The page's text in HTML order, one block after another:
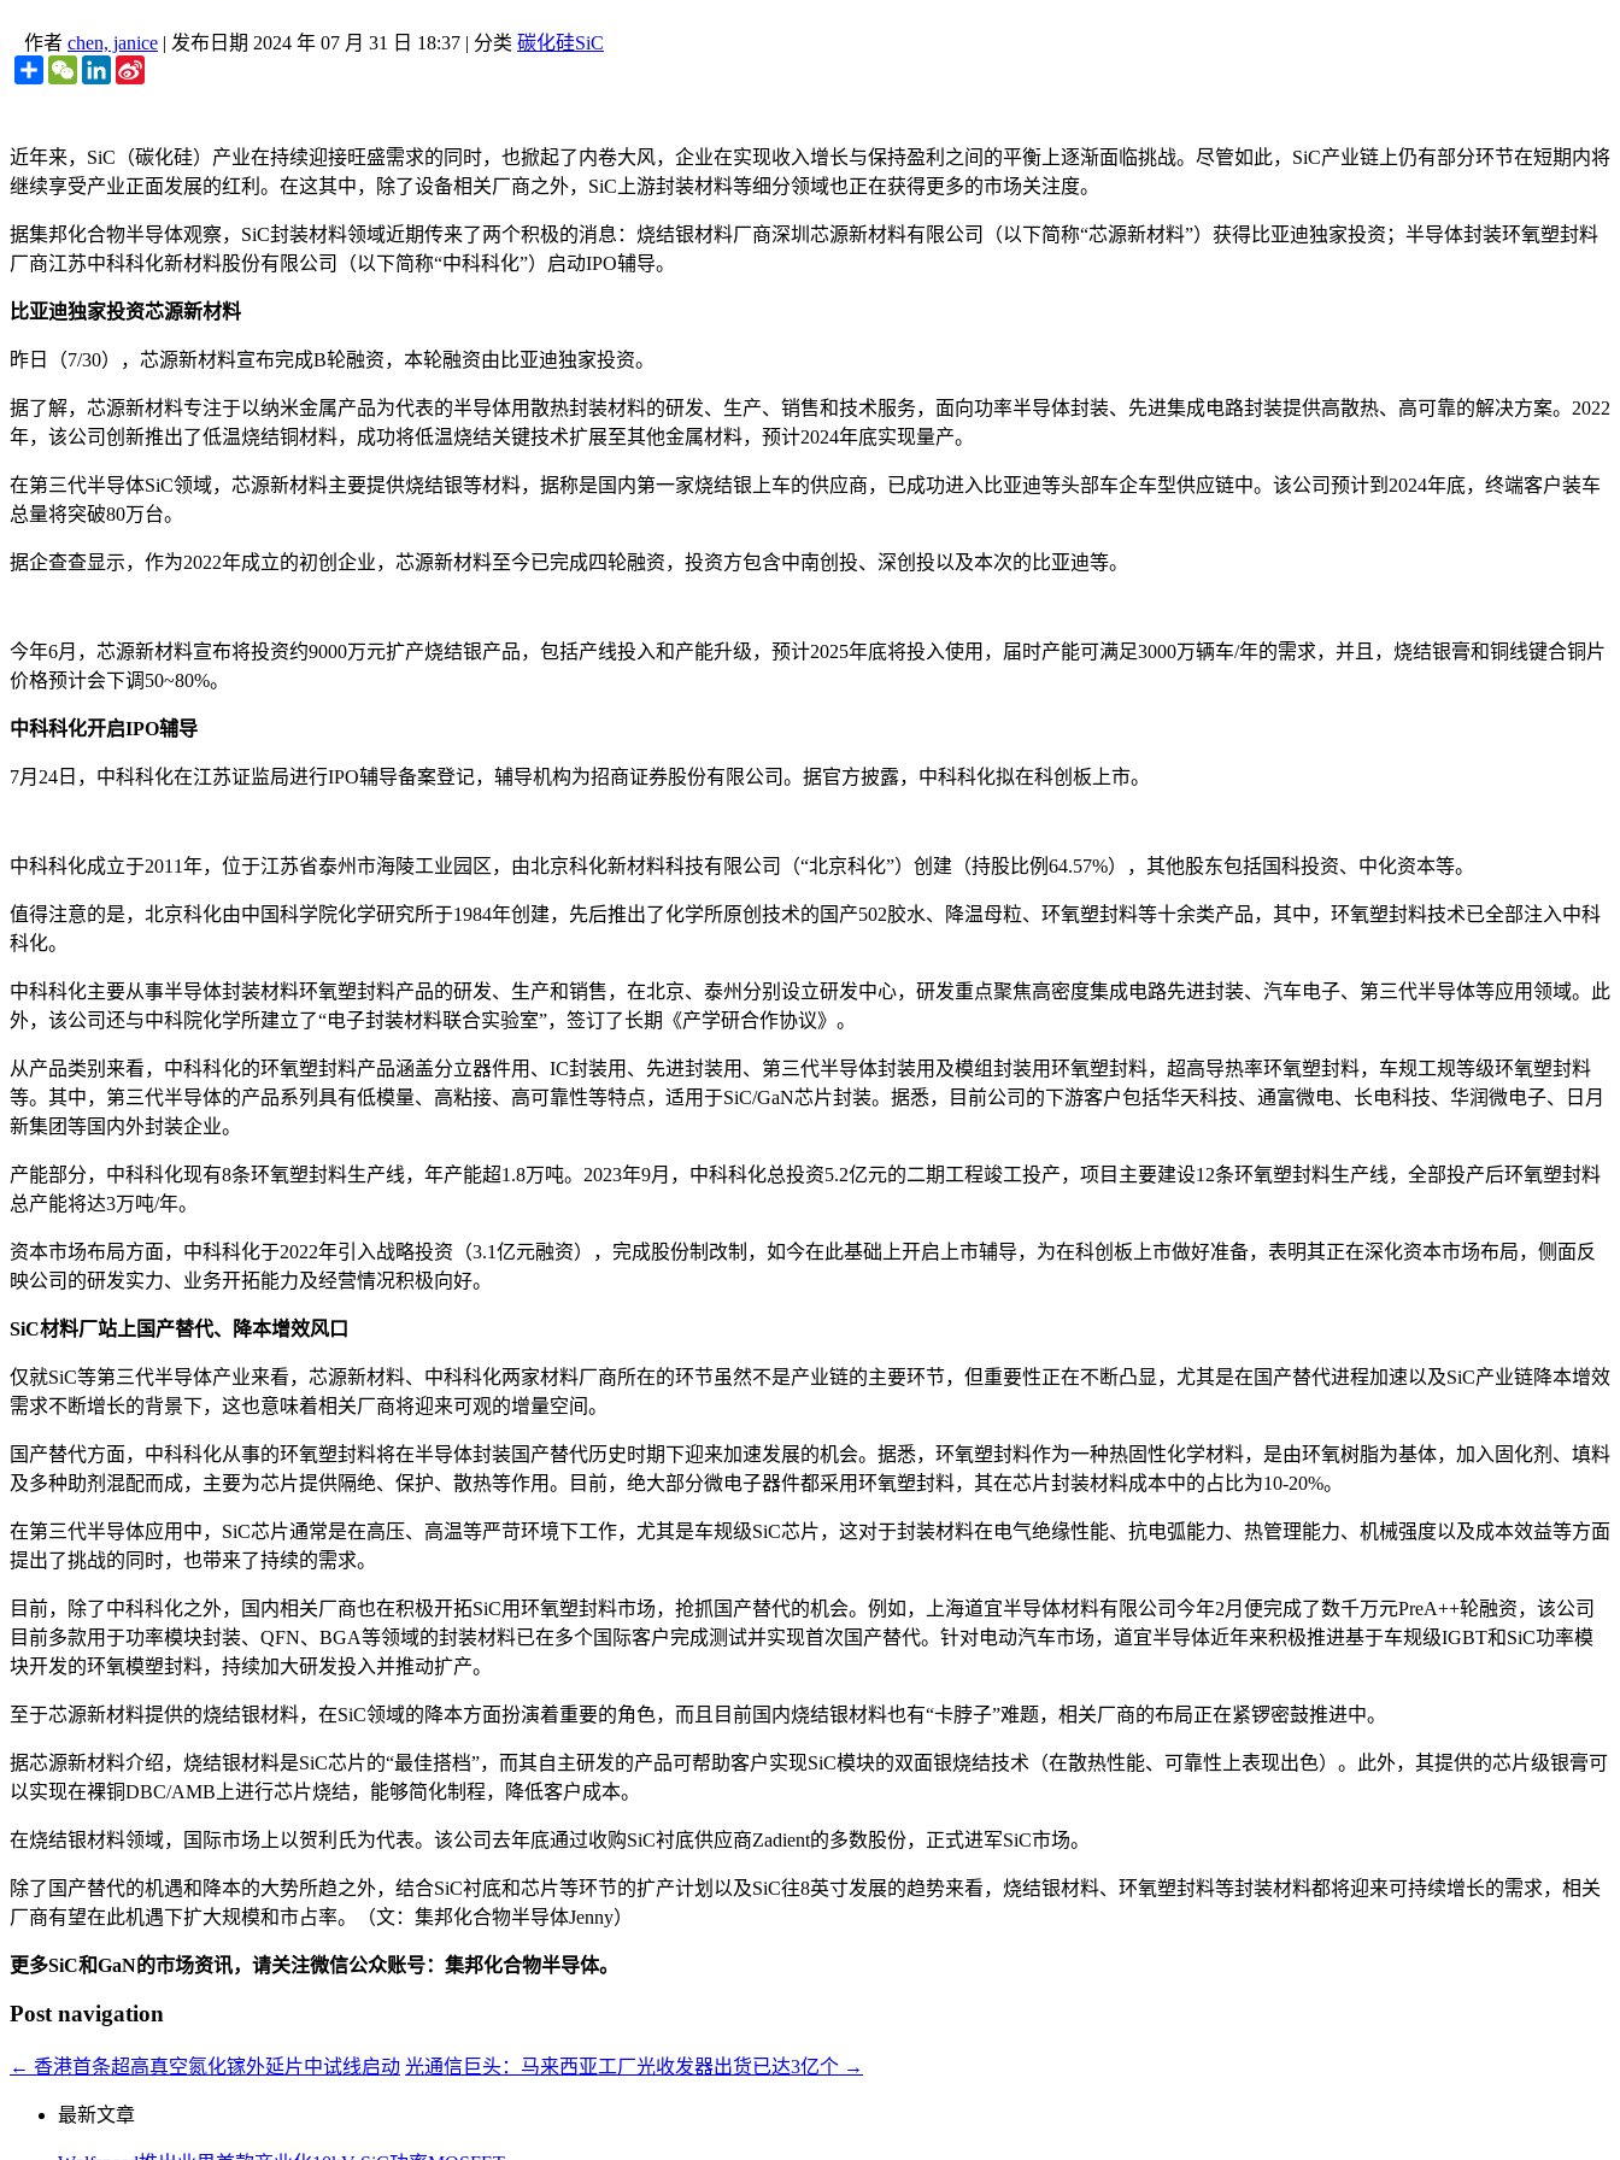
作者 chen, janice | 发布日期 2024 年 07 月 31 日 18:37 | 分类 碳化硅SiC
ShareWeChatLinkedIn
近年来，SiC（碳化硅）产业在持续迎接旺盛需求的同时，也掀起了内卷大风，企业在实现收入增长与保持盈利之间的平衡上逐渐面临挑战。尽管如此，SiC产业链上仍有部分环节在短期内将
继续享受产业正面发展的红利。在这其中，除了设备相关厂商之外，SiC上游封装材料等细分领域也正在获得更多的市场关注度。
据集邦化合物半导体观察，SiC封装材料领域近期传来了两个积极的消息：烧结银材料厂商深圳芯源新材料有限公司（以下简称“芯源新材料”）获得比亚迪独家投资；半导体封装环氧塑封料
厂商江苏中科科化新材料股份有限公司（以下简称“中科科化”）启动IPO辅导。
比亚迪独家投资芯源新材料
昨日（7/30），芯源新材料宣布完成B轮融资，本轮融资由比亚迪独家投资。
据了解，芯源新材料专注于以纳米金属产品为代表的半导体用散热封装材料的研发、生产、销售和技术服务，面向功率半导体封装、先进集成电路封装提供高散热、高可靠的解决方案。2022
年，该公司创新推出了低温烧结铜材料，成功将低温烧结关键技术扩展至其他金属材料，预计2024年底实现量产。
在第三代半导体SiC领域，芯源新材料主要提供烧结银等材料，据称是国内第一家烧结银上车的供应商，已成功进入比亚迪等头部车企车型供应链中。该公司预计到2024年底，终端客户装车
总量将突破80万台。
据企查查显示，作为2022年成立的初创企业，芯源新材料至今已完成四轮融资，投资方包含中南创投、深创投以及本次的比亚迪等。
今年6月，芯源新材料宣布将投资约9000万元扩产烧结银产品，包括产线投入和产能升级，预计2025年底将投入使用，届时产能可满足3000万辆车/年的需求，并且，烧结银膏和铜线键合铜片
价格预计会下调50~80%。
中科科化开启IPO辅导
7月24日，中科科化在江苏证监局进行IPO辅导备案登记，辅导机构为招商证券股份有限公司。据官方披露，中科科化拟在科创板上市。
中科科化成立于2011年，位于江苏省泰州市海陵工业园区，由北京科化新材料科技有限公司（“北京科化”）创建（持股比例64.57%），其他股东包括国科投资、中化资本等。
值得注意的是，北京科化由中国科学院化学研究所于1984年创建，先后推出了化学所原创技术的国产502胶水、降温母粒、环氧塑封料等十余类产品，其中，环氧塑封料技术已全部注入中科
科化。
中科科化主要从事半导体封装材料环氧塑封料产品的研发、生产和销售，在北京、泰州分别设立研发中心，研发重点聚焦高密度集成电路先进封装、汽车电子、第三代半导体等应用领域。此
外，该公司还与中科院化学所建立了“电子封装材料联合实验室”，签订了长期《产学研合作协议》。
从产品类别来看，中科科化的环氧塑封料产品涵盖分立器件用、IC封装用、先进封装用、第三代半导体封装用及模组封装用环氧塑封料，超高导热率环氧塑封料，车规工规等级环氧塑封料
等。其中，第三代半导体的产品系列具有低模量、高粘接、高可靠性等特点，适用于SiC/GaN芯片封装。据悉，目前公司的下游客户包括华天科技、通富微电、长电科技、华润微电子、日月
新集团等国内外封装企业。
产能部分，中科科化现有8条环氧塑封料生产线，年产能超1.8万吨。2023年9月，中科科化总投资5.2亿元的二期工程竣工投产，项目主要建设12条环氧塑封料生产线，全部投产后环氧塑封料
总产能将达3万吨/年。
资本市场布局方面，中科科化于2022年引入战略投资（3.1亿元融资），完成股份制改制，如今在此基础上开启上市辅导，为在科创板上市做好准备，表明其正在深化资本市场布局，侧面反
映公司的研发实力、业务开拓能力及经营情况积极向好。
SiC材料厂站上国产替代、降本增效风口
仅就SiC等第三代半导体产业来看，芯源新材料、中科科化两家材料厂商所在的环节虽然不是产业链的主要环节，但重要性正在不断凸显，尤其是在国产替代进程加速以及SiC产业链降本增效
需求不断增长的背景下，这也意味着相关厂商将迎来可观的增量空间。
国产替代方面，中科科化从事的环氧塑封料将在半导体封装国产替代历史时期下迎来加速发展的机会。据悉，环氧塑封料作为一种热固性化学材料，是由环氧树脂为基体，加入固化剂、填料
及多种助剂混配而成，主要为芯片提供隔绝、保护、散热等作用。目前，绝大部分微电子器件都采用环氧塑封料，其在芯片封装材料成本中的占比为10-20%。
在第三代半导体应用中，SiC芯片通常是在高压、高温等严苛环境下工作，尤其是车规级SiC芯片，这对于封装材料在电气绝缘性能、抗电弧能力、热管理能力、机械强度以及成本效益等方面
提出了挑战的同时，也带来了持续的需求。
目前，除了中科科化之外，国内相关厂商也在积极开拓SiC用环氧塑封料市场，抢抓国产替代的机会。例如，上海道宜半导体材料有限公司今年2月便完成了数千万元PreA++轮融资，该公司
目前多款用于功率模块封装、QFN、BGA等领域的封装材料已在多个国际客户完成测试并实现首次国产替代。针对电动汽车市场，道宜半导体近年来积极推进基于车规级IGBT和SiC功率模
块开发的环氧模塑封料，持续加大研发投入并推动扩产。
至于芯源新材料提供的烧结银材料，在SiC领域的降本方面扮演着重要的角色，而且目前国内烧结银材料也有“卡脖子”难题，相关厂商的布局正在紧锣密鼓推进中。
据芯源新材料介绍，烧结银材料是SiC芯片的“最佳搭档”，而其自主研发的产品可帮助客户实现SiC模块的双面银烧结技术（在散热性能、可靠性上表现出色）。此外，其提供的芯片级银膏可
以实现在裸铜DBC/AMB上进行芯片烧结，能够简化制程，降低客户成本。
在烧结银材料领域，国际市场上以贺利氏为代表。该公司去年底通过收购SiC衬底供应商Zadient的多数股份，正式进军SiC市场。
除了国产替代的机遇和降本的大势所趋之外，结合SiC衬底和芯片等环节的扩产计划以及SiC往8英寸发展的趋势来看，烧结银材料、环氧塑封料等封装材料都将迎来可持续增长的需求，相关
厂商有望在此机遇下扩大规模和市占率。（文：集邦化合物半导体Jenny）
更多SiC和GaN的市场资讯，请关注微信公众账号：集邦化合物半导体。
Post navigation
← 香港首条超高真空氮化镓外延片中试线启动 光通信巨头：马来西亚工厂光收发器出货已达3亿个 →
最新文章